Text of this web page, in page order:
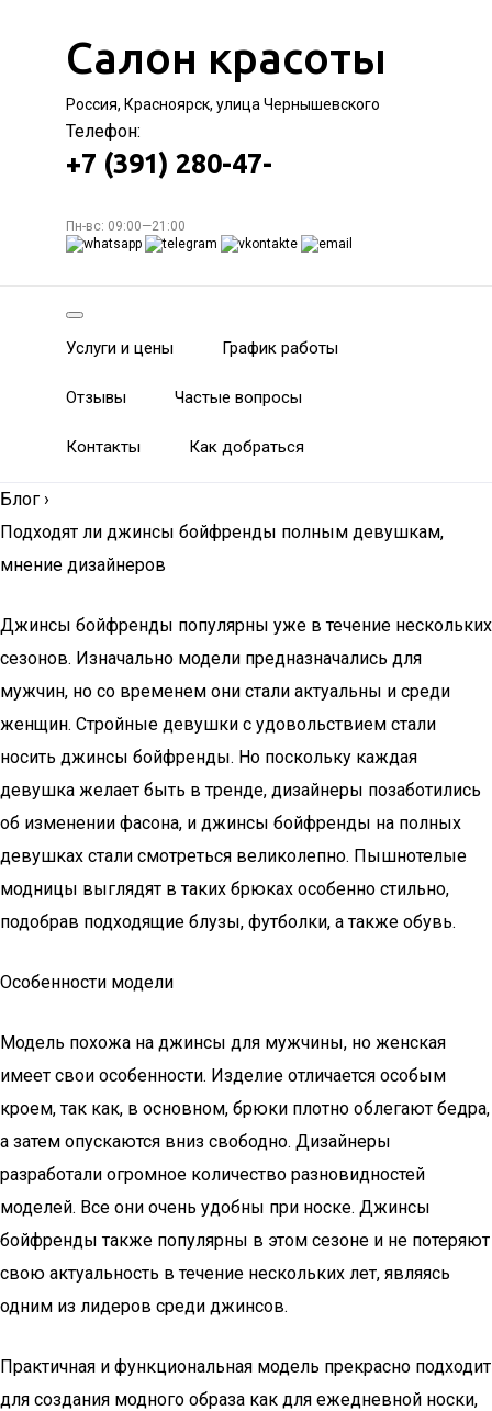
Салон красоты
Россия, Красноярск, улица Чернышевского
Телефон:
+7 (391) 280-47-
Пн-вс: 09:00—21:00
Услуги и цены График работы
Отзывы Частые вопросы
Контакты Как добраться
Блог ›
Подходят ли джинсы бойфренды полным девушкам,
мнение дизайнеров
Джинсы бойфренды популярны уже в течение нескольких
сезонов. Изначально модели предназначались для
мужчин, но со временем они стали актуальны и среди
женщин. Стройные девушки с удовольствием стали
носить джинсы бойфренды. Но поскольку каждая
девушка желает быть в тренде, дизайнеры позаботились
об изменении фасона, и джинсы бойфренды на полных
девушках стали смотреться великолепно. Пышнотелые
модницы выглядят в таких брюках особенно стильно,
подобрав подходящие блузы, футболки, а также обувь.
Особенности модели
Модель похожа на джинсы для мужчины, но женская
имеет свои особенности. Изделие отличается особым
кроем, так как, в основном, брюки плотно облегают бедра,
а затем опускаются вниз свободно. Дизайнеры
разработали огромное количество разновидностей
моделей. Все они очень удобны при носке. Джинсы
бойфренды также популярны в этом сезоне и не потеряют
свою актуальность в течение нескольких лет, являясь
одним из лидеров среди джинсов.
Практичная и функциональная модель прекрасно подходит
для создания модного образа как для ежедневной носки,